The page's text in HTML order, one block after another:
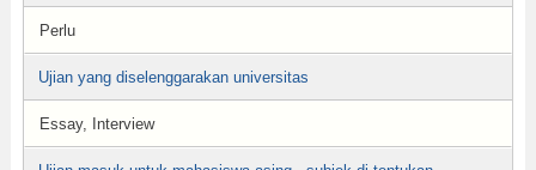
Perlu
Ujian yang diselenggarakan universitas
Essay, Interview